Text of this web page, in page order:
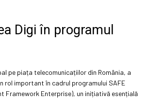
Digi în programul
pe piața telecomunicațiilor din România, a
rol important în cadrul programului SAFE
Framework Enterprise), un inițiativă esențială